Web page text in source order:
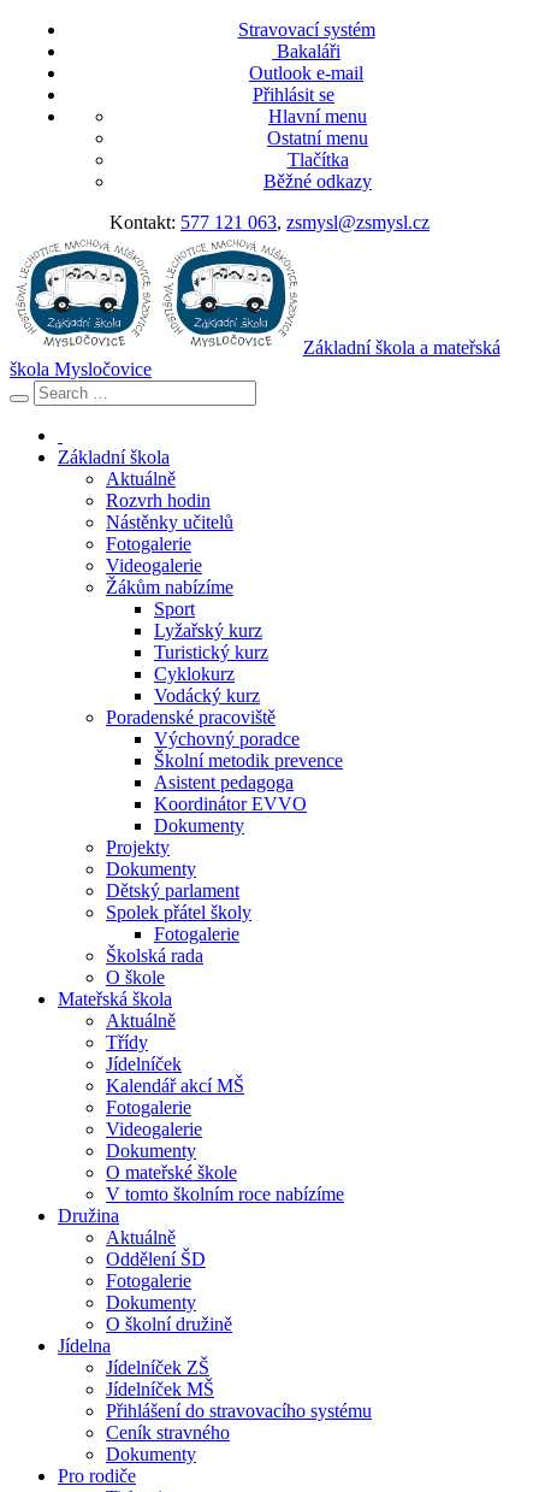
Stravovací systém
Bakaláři
Outlook e-mail
Přihlásit se
Hlavní menu
Ostatní menu
Tlačítka
Běžné odkazy
Kontakt: 577 121 063, zsmysl@zsmysl.cz
Základní škola a mateřská
škola Mysločovice
Základní škola
Aktuálně
Rozvrh hodin
Nástěnky učitelů
Fotogalerie
Videogalerie
Žákům nabízíme
Sport
Lyžařský kurz
Turistický kurz
Cyklokurz
Vodácký kurz
Poradenské pracoviště
Výchovný poradce
Školní metodik prevence
Asistent pedagoga
Koordinátor EVVO
Dokumenty
Projekty
Dokumenty
Dětský parlament
Spolek přátel školy
Fotogalerie
Školská rada
O škole
Mateřská škola
Aktuálně
Třídy
Jídelníček
Kalendář akcí MŠ
Fotogalerie
Videogalerie
Dokumenty
O mateřské škole
V tomto školním roce nabízíme
Družina
Aktuálně
Oddělení ŠD
Fotogalerie
Dokumenty
O školní družině
Jídelna
Jídelníček ZŠ
Jídelníček MŠ
Přihlášení do stravovacího systému
Ceník stravného
Dokumenty
Pro rodiče